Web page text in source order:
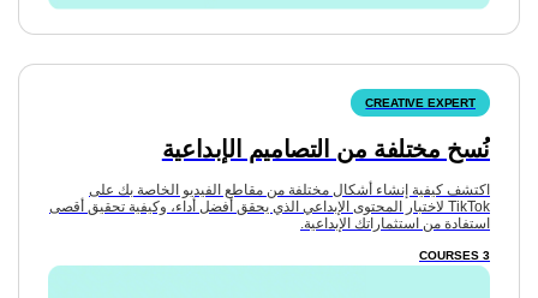
نُسخ مختلفة من التصاميم الإبداعية
اكتشف كيفية إنشاء أشكال مختلفة من مقاطع الفيديو الخاصة بك على
TikTok لاختبار المحتوى الإبداعي الذي يحقق أفضل أداء، وكيفية تحقيق أقصى
استفادة من استثماراتك الإبداعية.